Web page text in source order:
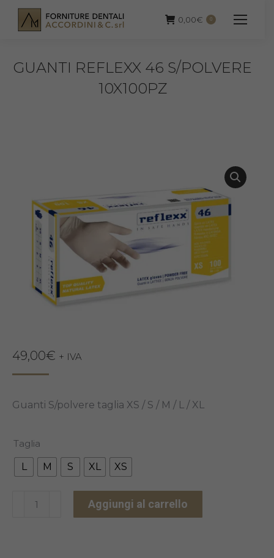
0,00€ 0
GUANTI REFLEXX 46 S/POLVERE
10X100PZ
49,00€ + IVA
Guanti S/polvere taglia XS / S / M / L / XL
Taglia
L
M S XL XS
GUANTI
Aggiungi al carrello